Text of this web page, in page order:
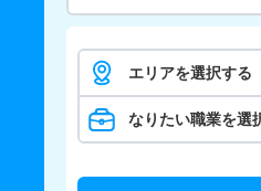
エリアを選択する
なりたい職業を選